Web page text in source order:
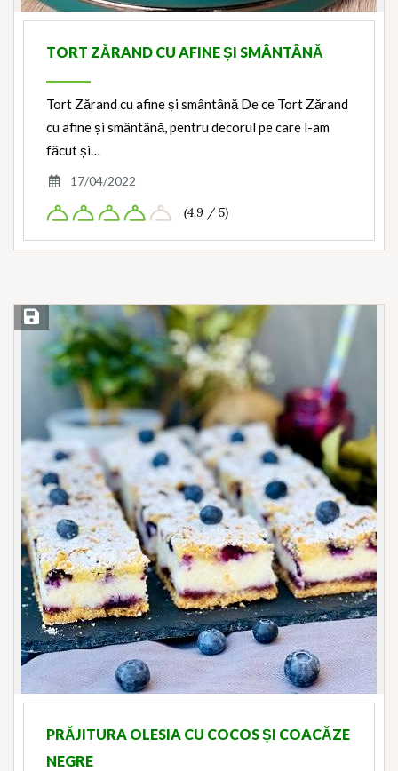
TORT ZĂRAND CU AFINE ȘI SMÂNTÂNĂ
Tort Zărand cu afine și smântână De ce Tort Zărand
cu afine și smântână, pentru decorul pe care l-am
făcut și…
17/04/2022
(4.9 / 5)
Save Recipe
PRĂJITURA OLESIA CU COCOS ȘI COACĂZE
NEGRE